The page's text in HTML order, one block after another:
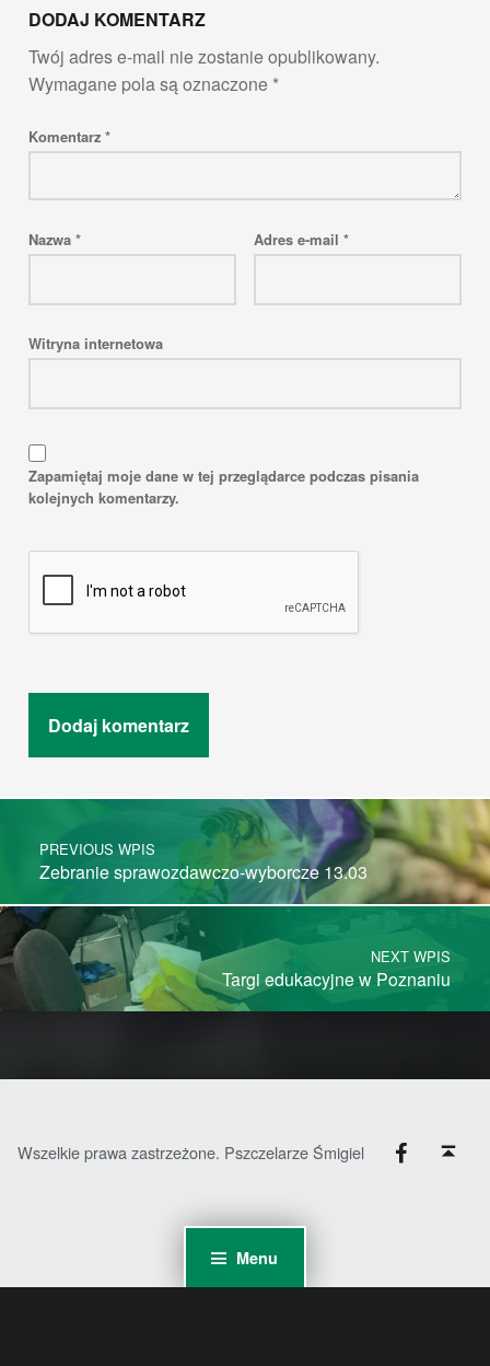
Menu
DODAJ KOMENTARZ
Twój adres e-mail nie zostanie opublikowany.
Wymagane pola są oznaczone *
Komentarz *
Nazwa * Adres e-mail *
Witryna internetowa
Zapamiętaj moje dane w tej przeglądarce podczas pisania
kolejnych komentarzy.
Post navigation
PREVIOUS WPIS
Zebranie sprawozdawczo-wyborcze 13.03
NEXT WPIS
Targi edukacyjne w Poznaniu
Wszelkie prawa zastrzeżone. Pszczelarze Śmigiel